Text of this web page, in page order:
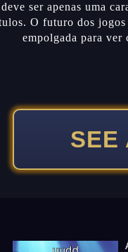
ser apenas uma
O futuro dos jogos
empolgada para ver
SEE